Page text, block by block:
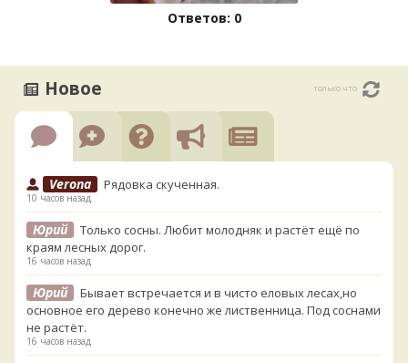
Ответов: 0
Новое только что
Verona Рядовка скученная.
10 часов назад
Юрий
Только сосны. Любит молодняк и растёт ещё по
краям лесных дорог.
16 часов назад
Юрий
Бывает встречается и в чисто еловых лесах,но
основное его дерево конечно же лиственница. Под соснами
не растёт.
16 часов назад